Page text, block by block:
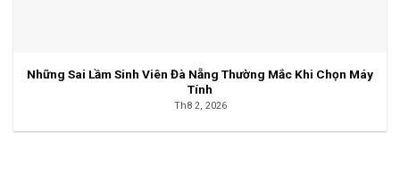
Những Sai Lầm Sinh Viên Đà Nẵng Thường Mắc Khi Chọn Máy
Tính
Th8 2, 2026